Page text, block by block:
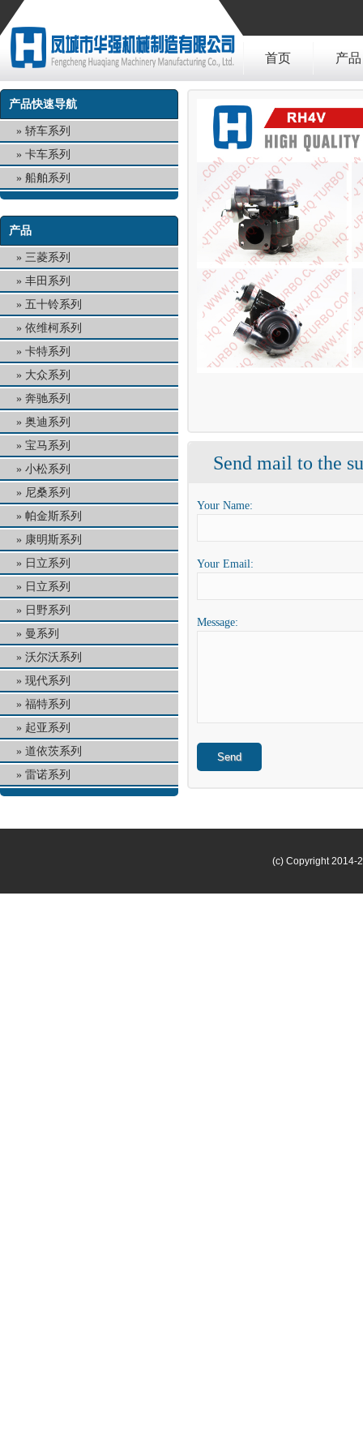
首页 产品
产品快速导航
轿车系列
卡车系列
船舶系列
产品
三菱系列
丰田系列
五十铃系列
依维柯系列
卡特系列
大众系列
奔驰系列
奥迪系列
宝马系列
小松系列
尼桑系列
帕金斯系列
康明斯系列
日立系列
日立系列
日野系列
曼系列
沃尔沃系列
现代系列
福特系列
起亚系列
道依茨系列
雷诺系列
Send mail to the
Your Name:
Your Email:
Message:
Send
(c) Copyright 2014-